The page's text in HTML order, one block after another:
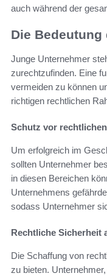
auch während der
Die
Junge Unternehmer
zurechtzufinden. Eine
vermeiden zu können
richtigen rechtlichen
Schutz vor
Um erfolgreich im
sollten Unternehmer
in diesen Bereichen
Unternehmens
sodass Unternehmer
Rechtliche Sicherheit
Die Schaffung von
zu bieten.